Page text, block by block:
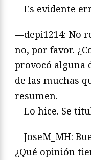
—Es evidente
—depi1214: No
no, por favor.
provocó alguna
de las muchas
resumen.
—Lo hice. Se
—JoseM_MH:
¿Qué opinión